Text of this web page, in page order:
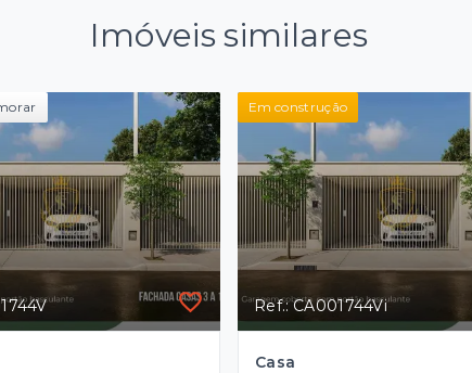
Imóveis similares
Em construção
Ref.: CA001744Vi
Casa